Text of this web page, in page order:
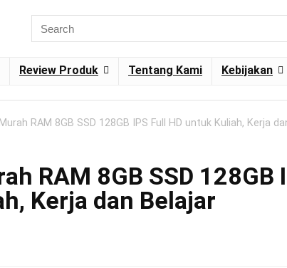
Review Produk Tentang Kami Kebijakan
RAM 8GB SSD 128GB IPS Full HD untuk Kuliah, Kerja
RAM 8GB SSD 128GB
Kerja dan Belajar